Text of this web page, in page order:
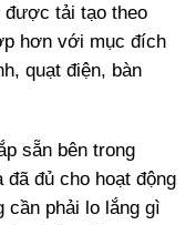
được tải tạo theo
hơn với mục đích
quạt điện, bàn
sẵn bên trong
đủ cho hoạt động
cần phải lo lắng gì